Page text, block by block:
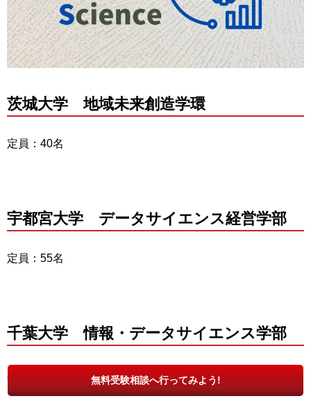
茨城大学 地域未来創造学環
定員：40名
宇都宮大学 データサイエンス経営学部
定員：55名
千葉大学 情報・データサイエンス学部
無料受験相談へ行ってみよう!